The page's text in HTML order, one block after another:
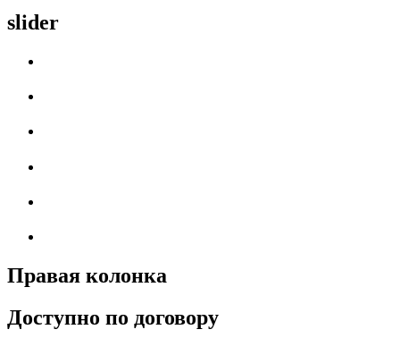
slider
Правая колонка
Доступно по договору